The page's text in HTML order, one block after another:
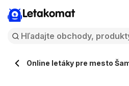
Letakomat
Online letáky pre mesto